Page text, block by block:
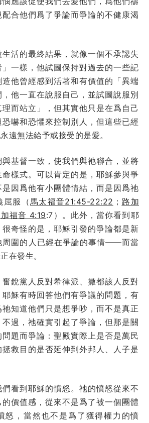
合他們爲了爭論而爭論的不健康渴
生活的最終結果，就像一個不承認失
一樣，他試圖保持對過去的一些記
他曾經感到活著和有價值的「異端
他一直在說服自己，並試圖說服別
理而站立」，但其實他只是在爲自己
嚇和恐懼來控制別人，但這些已經
無法給予或接受的是愛。
基督一致，使我們與祂聯合，並將
樣式。可以肯定的是，耶穌參與爭
因爲他有小團體情結，而是因爲祂
屈服（ 馬太福音21:45-22:22 ； 路加
福音 4:19:7）。此外，當你看到耶
奇怪的是，耶穌引發的爭論都是新
周圍的人已經在爭論的事情——而當
在發生。
銳黨人反對希律派、撒都該人反對
穌有時回答他們有爭議的問題，有
知道他們只是想爭吵，而不是真正
過，祂確實引起了爭論，但那是關
題而爭論：聖殿實際上是否是萬民
救目的是否延伸到外邦人、人子是
看到耶穌的憤怒。祂的憤怒從來不
價值感，從來不是爲了被一個團體
怒，當然也不是爲了獲得權力的憤